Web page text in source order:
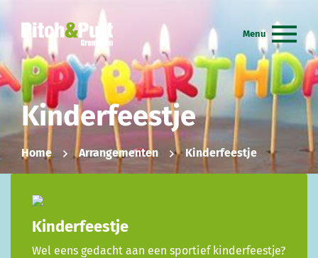
Kinderfeestje
Home Arrangementen Kinderfeestje
Kinderfeestje
Wel eens gedacht aan een sportief kinderfeestje?